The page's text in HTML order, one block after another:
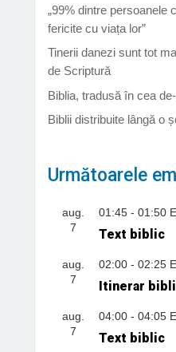
„99% dintre persoanele
fericite cu viața lor”
Tinerii danezi sunt tot
de Scriptură
Biblia, tradusă în cea
Biblii distribuite lângă o
Următoarele
aug.
7
01:45- 01:50
Text biblic
aug.
7
02:00- 02:25
Itinerar
aug.
7
04:00- 04:05
Text biblic